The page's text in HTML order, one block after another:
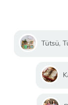
Tütsü,